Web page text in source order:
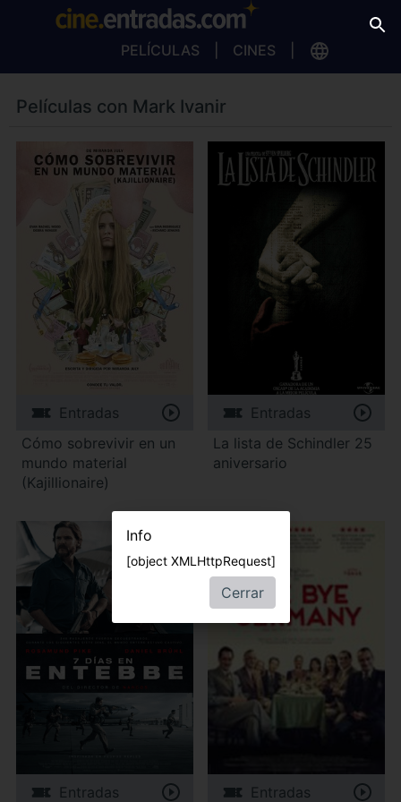
PELÍCULAS CINES
Películas con Mark Ivanir
Entradas
Cómo sobrevivir en un
mundo material
(Kajillionaire)
Entradas
La lista de Schindler 25
aniversario
Entradas Entradas
Info
[object XMLHttpRequest]
Cerrar